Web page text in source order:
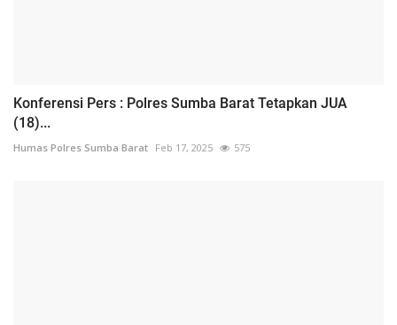
Konferensi Pers : Polres Sumba Barat Tetapkan JUA
(18)...
Humas Polres Sumba Barat Feb 17, 2025 575